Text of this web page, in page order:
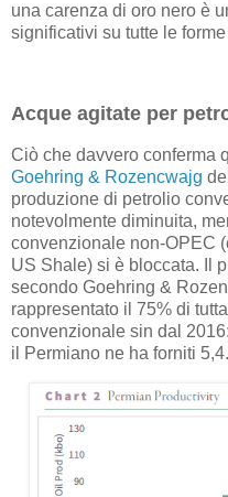
una carenza di oro nero è
significativi su tutte le
Acque agitate per
Ciò che davvero conferma
Goehring & Rozencwajg
produzione di petrolio
notevolmente diminuita,
convenzionale non-OPEC
US Shale) si è bloccata. Il
secondo Goehring &
rappresentato il 75% di
convenzionale sin dal
il Permiano ne ha forniti 5,4.